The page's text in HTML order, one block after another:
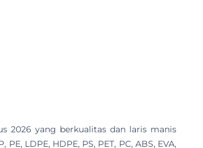
2026 yang berkualitas dan laris manis
LDPE, HDPE, PS, PET, PC, ABS, EVA,